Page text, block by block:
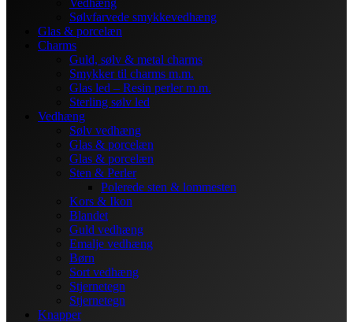
Vedhæng
Sølvfarvede smykkevedhæng
Glas & porcelæn
Charms
Guld, sølv & metal charms
Smykker til charms m.m.
Glas led – Resin perler m.m.
Sterling sølv led
Vedhæng
Sølv vedhæng
Glas & porcelæn
Glas & porcelæn
Sten & Perler
Polerede sten & lommesten
Kors & Ikon
Blandet
Guld vedhæng
Emalje vedhæng
Børn
Sort vedhæng
Stjernetegn
Stjernetegn
Knapper